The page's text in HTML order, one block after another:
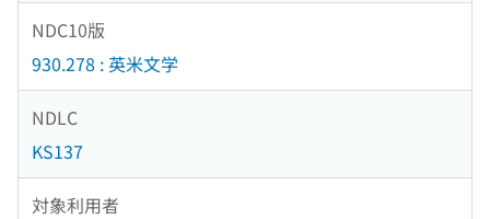
NDC10版
930.278 : 英米文学
NDLC
KS137
対象利用者